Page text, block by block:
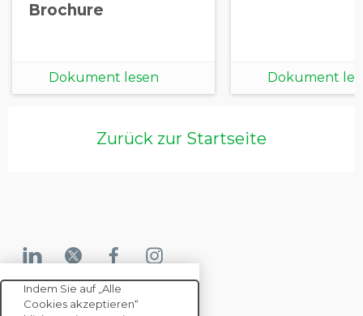
Brochure
Dokument lesen Dokument
Zurück zur Startseite
Indem Sie auf „Alle
Cookies akzeptieren“